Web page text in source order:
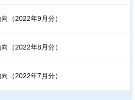
（2022年9月分）
（2022年8月分）
（2022年7月分）